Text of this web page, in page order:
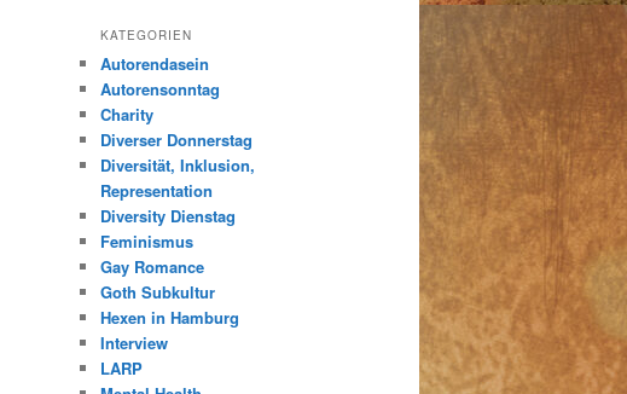
KATEGORIEN
Autorendasein
Autorensonntag
Charity
Diverser Donnerstag
Diversität, Inklusion,
Representation
Diversity Dienstag
Feminismus
Gay Romance
Goth Subkultur
Hexen in Hamburg
Interview
LARP